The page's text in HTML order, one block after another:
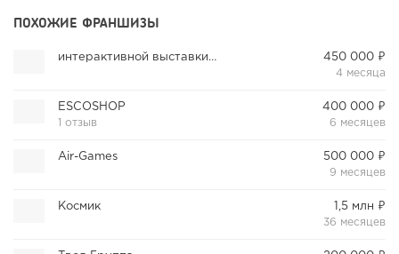
ПОХОЖИЕ ФРАНШИЗЫ
интерактивной выставки «Королевские игры»
450 000 ₽
4 месяца
ESCOSHOP
1 отзыв
400 000 ₽
6 месяцев
Air-Games
500 000 ₽
9 месяцев
Космик
1,5 млн ₽
36 месяцев